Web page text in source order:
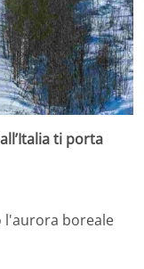
ti porta
l'aurora boreale